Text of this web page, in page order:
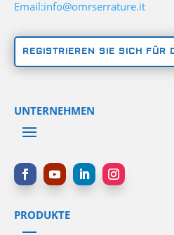
Email:info@omrserrature.it
REGISTRIEREN SIE SICH FÜR
UNTERNEHMEN
PRODUKTE